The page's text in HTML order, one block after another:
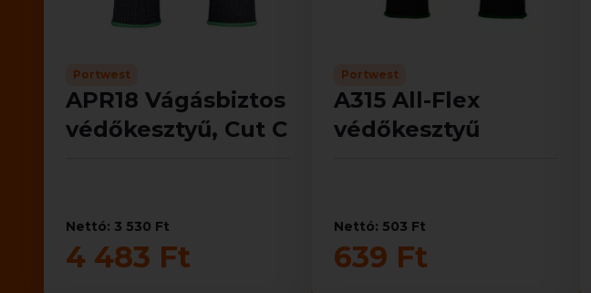
Portwest
APR18 Vágásbiztos
védőkesztyű, Cut C
Nettó: 3 530 Ft
4 483 Ft
Portwest
A315 All-Flex
védőkesztyű
Nettó: 503 Ft
639 Ft